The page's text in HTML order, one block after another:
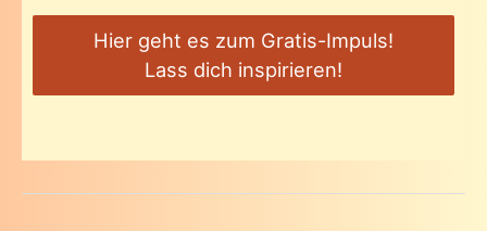
Hier geht es zum Gratis-Impuls!
Lass dich inspirieren!